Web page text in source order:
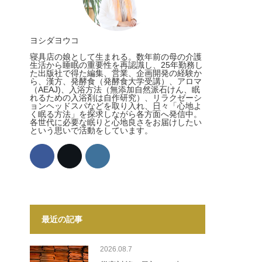
ヨシダヨウコ
寝具店の娘として生まれる。数年前の母の介護
生活から睡眠の重要性を再認識し、25年勤務し
た出版社で得た編集、営業、企画開発の経験か
ら、漢方、発酵食（発酵食大学受講）、アロマ
（AEAJ)、入浴方法（無添加自然派石けん、眠
れるための入浴剤は自作研究）、リラクゼーシ
ョンヘッドスパなどを取り入れ、日々「心地よ
く眠る方法」を探求しながら各方面へ発信中。
各世代に必要な眠りと心地良さをお届けしたい
という思いで活動をしています。
最近の記事
2026.08.7